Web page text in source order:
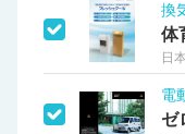
換
日